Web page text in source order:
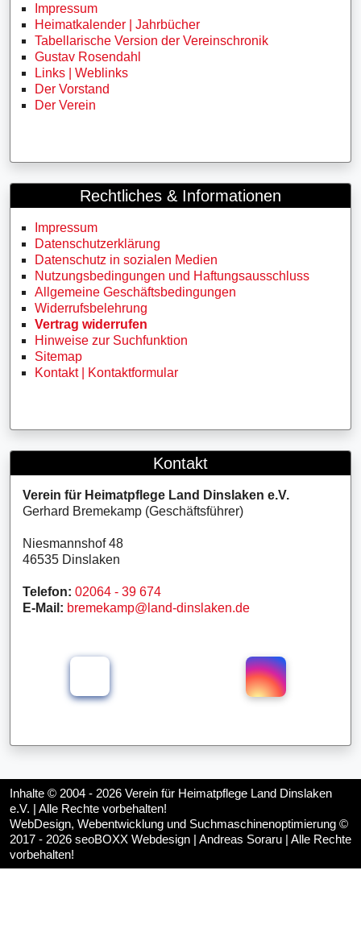
Impressum
Heimatkalender | Jahrbücher
Tabellarische Version der Vereinschronik
Gustav Rosendahl
Links | Weblinks
Der Vorstand
Der Verein
Rechtliches & Informationen
Impressum
Datenschutzerklärung
Datenschutz in sozialen Medien
Nutzungsbedingungen und Haftungsausschluss
Allgemeine Geschäftsbedingungen
Widerrufsbelehrung
Vertrag widerrufen
Hinweise zur Suchfunktion
Sitemap
Kontakt | Kontaktformular
Kontakt
Verein für Heimatpflege Land Dinslaken e.V.
Gerhard Bremekamp (Geschäftsführer)
Niesmannshof 48
46535 Dinslaken
Telefon: 02064 - 39 674
E-Mail: bremekamp@land-dinslaken.de
Inhalte © 2004 - 2026 Verein für Heimatpflege Land Dinslaken
e.V. | Alle Rechte vorbehalten!
WebDesign, Webentwicklung und Suchmaschinenoptimierung ©
2017 - 2026 seoBOXX Webdesign | Andreas Soraru | Alle Rechte
vorbehalten!